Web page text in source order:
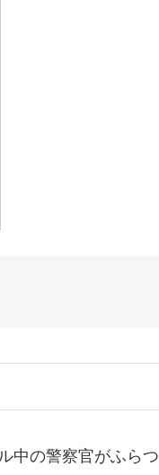
中の警察官がふらつ